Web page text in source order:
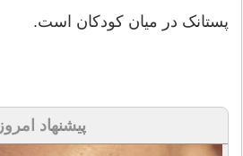
پستانک در میان کودکان است.
پیشنهاد امروز